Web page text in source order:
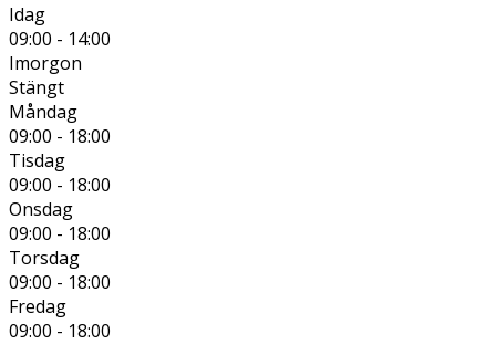
Idag
09:00 - 14:00
Imorgon
Stängt
Måndag
09:00 - 18:00
Tisdag
09:00 - 18:00
Onsdag
09:00 - 18:00
Torsdag
09:00 - 18:00
Fredag
09:00 - 18:00